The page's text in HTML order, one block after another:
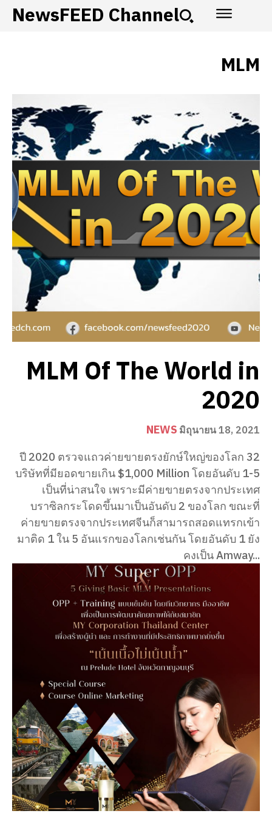
NewsFEED Channel
MLM
MLM Of The World in
2020
NEWS มิถุนายน 18, 2021
ปี 2020 ตรวจแถวค่ายขายตรงยักษ์ใหญ่ของโลก 32
บริษัทที่มียอดขายเกิน $1,000 Million โดยอันดับ 1-5
เป็นที่น่าสนใจ เพราะมีค่ายขายตรงจากประเทศ
บราซิลกระโดดขึ้นมาเป็นอันดับ 2 ของโลก ขณะที่
ค่ายขายตรงจากประเทศจีนก็สามารถสอดแทรกเข้า
มาติด 1 ใน 5 อันแรกของโลกเช่นกัน โดยอันดับ 1 ยัง
คงเป็น Amway...